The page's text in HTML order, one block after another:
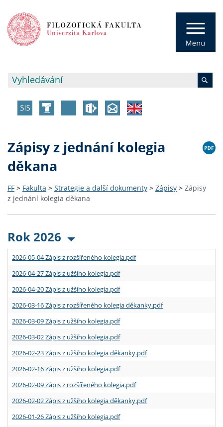
Zápisy z jednání kolegia
děkana
FF > Fakulta > Strategie a další dokumenty > Zápisy > Zápisy
z jednání kolegia děkana
Rok 2026
2026-05-04 Zápis z rozšířeného kolegia.pdf
2026-04-27 Zápis z užšího kolegia.pdf
2026-04-20 Zápis z užšího kolegia.pdf
2026-03-16 Zápis z rozšířeného kolegia děkanky.pdf
2026-03-09 Zápis z užšího kolegia.pdf
2026-03-02 Zápis z užšího kolegia.pdf
2026-02-23 Zápis z užšího kolegia děkanky.pdf
2026-02-16 Zápis z užšího kolegia.pdf
2026-02-09 Zápis z rozšířeného kolegia.pdf
2026-02-02 Zápis z užšího kolegia děkanky.pdf
2026-01-26 Zápis z užšího kolegia.pdf